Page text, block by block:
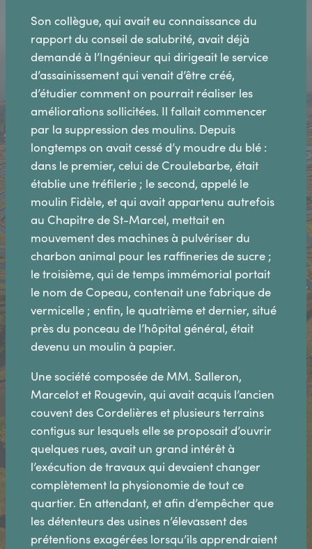
Son collègue, qui avait eu connaissance du
rapport du conseil de salubrité, avait déjà
demandé à l’Ingénieur qui dirigeait le service
d’assainissement qui venait d’être créé,
d’étudier comment on pourrait réaliser les
améliorations sollicitées. Il fallait commencer
par la suppression des moulins. Depuis
longtemps on avait cessé d’y moudre du blé :
dans le premier, celui de Croulebarbe, était
établie une tréfilerie ; le second, appelé le
moulin Fidèle, et qui avait appartenu autrefois
au Chapitre de St-Marcel, mettait en
mouvement des machines à pulvériser du
charbon animal pour les raffineries de sucre ;
le troisième, qui de temps immémorial portait
le nom de Copeau, contenait une fabrique de
vermicelle ; enfin, le quatrième et dernier, situé
près du ponceau de l’hôpital général, était
devenu un moulin à papier.
Une société composée de MM. Salleron,
Marcelot et Rougevin, qui avait acquis l’ancien
couvent des Cordelières et plusieurs terrains
contigus sur lesquels elle se proposait d’ouvrir
quelques rues, avait un grand intérêt à
l’exécution de travaux qui devaient changer
complètement la physionomie de tout ce
quartier. En attendant, et afin d’empêcher que
les détenteurs des usines n’élevassent des
prétentions exagérées lorsqu’ils apprendraient